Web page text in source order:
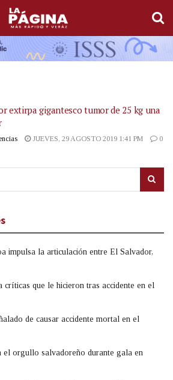
extirpa gigantesco tumor de 25 kg una
JUEVES, 29 AGOSTO 2019 1:41 PM 0
impulsa la articulación entre El Salvador,
críticas que le hicieron tras accidente en el
de causar accidente mortal en el
el orgullo salvadoreño durante gala en